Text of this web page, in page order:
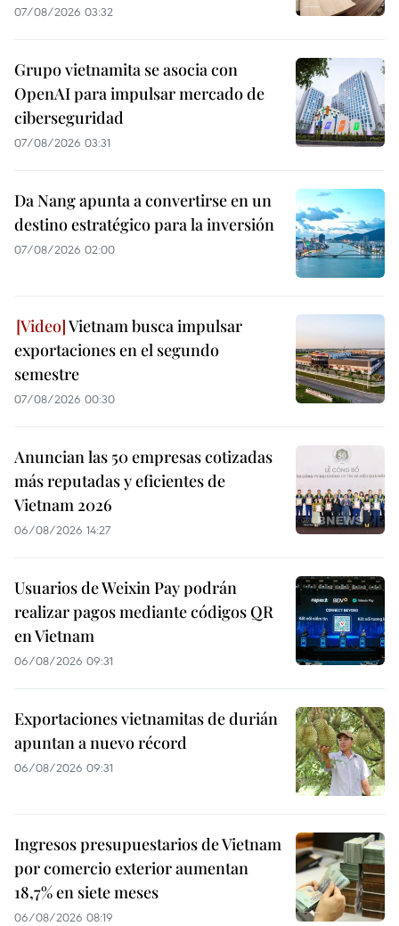
07/08/2026 03:32
Grupo vietnamita se asocia con
OpenAI para impulsar mercado de
ciberseguridad
07/08/2026 03:31
Da Nang apunta a convertirse en un
destino estratégico para la inversión
07/08/2026 02:00
Vietnam busca impulsar
exportaciones en el segundo
semestre
07/08/2026 00:30
Anuncian las 50 empresas cotizadas
más reputadas y eficientes de
Vietnam 2026
06/08/2026 14:27
Usuarios de Weixin Pay podrán
realizar pagos mediante códigos QR
en Vietnam
06/08/2026 09:31
Exportaciones vietnamitas de durián
apuntan a nuevo récord
06/08/2026 09:31
Ingresos presupuestarios de Vietnam
por comercio exterior aumentan
18,7% en siete meses
06/08/2026 08:19